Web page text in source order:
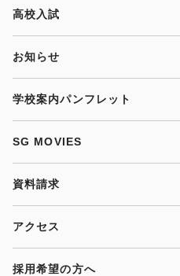
高校入試
お知らせ
学校案内パンフレット
SG MOVIES
資料請求
アクセス
採用希望の方へ